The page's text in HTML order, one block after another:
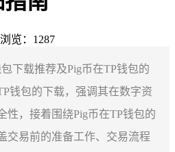
浏览：1287
下载推荐及Pig币在TP钱包的
钱包的下载，强调其在数字资
性，接着围绕Pig币在TP钱包的
交易前的准备工作、交易流程